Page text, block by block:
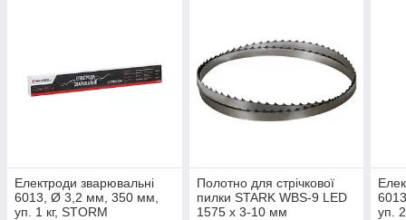
Електроди зварювальні
6013, Ø 3,2 мм, 350 мм,
уп. 1 кг, STORM
Полотно для стрічкової
пилки STARK WBS-9 LED
1575 х 3-10 мм
уп.